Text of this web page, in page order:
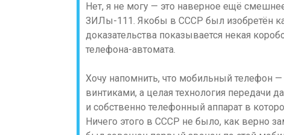
Нет, я не могу — это наверное ещё
ЗИЛы-111. Якобы в СССР был изобретён
доказательства показывается некая
телефона-автомата.
Хочу напомнить, что мобильный телефон
винтиками, а целая технология передачи
и собственно телефонный аппарат в
Ничего этого в СССР не было, как верно